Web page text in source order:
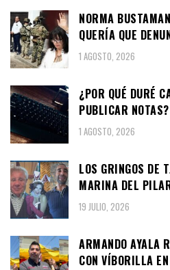
NORMA
QUERÍA QUE
1 AGOSTO, 2026
¿POR QUÉ DURÉ
PUBLICAR NOTAS?
1 AGOSTO, 2026
LOS GRINGOS DE
MARINA DEL
19 JULIO, 2026
ARMANDO AYALA
CON VÍBORILLA